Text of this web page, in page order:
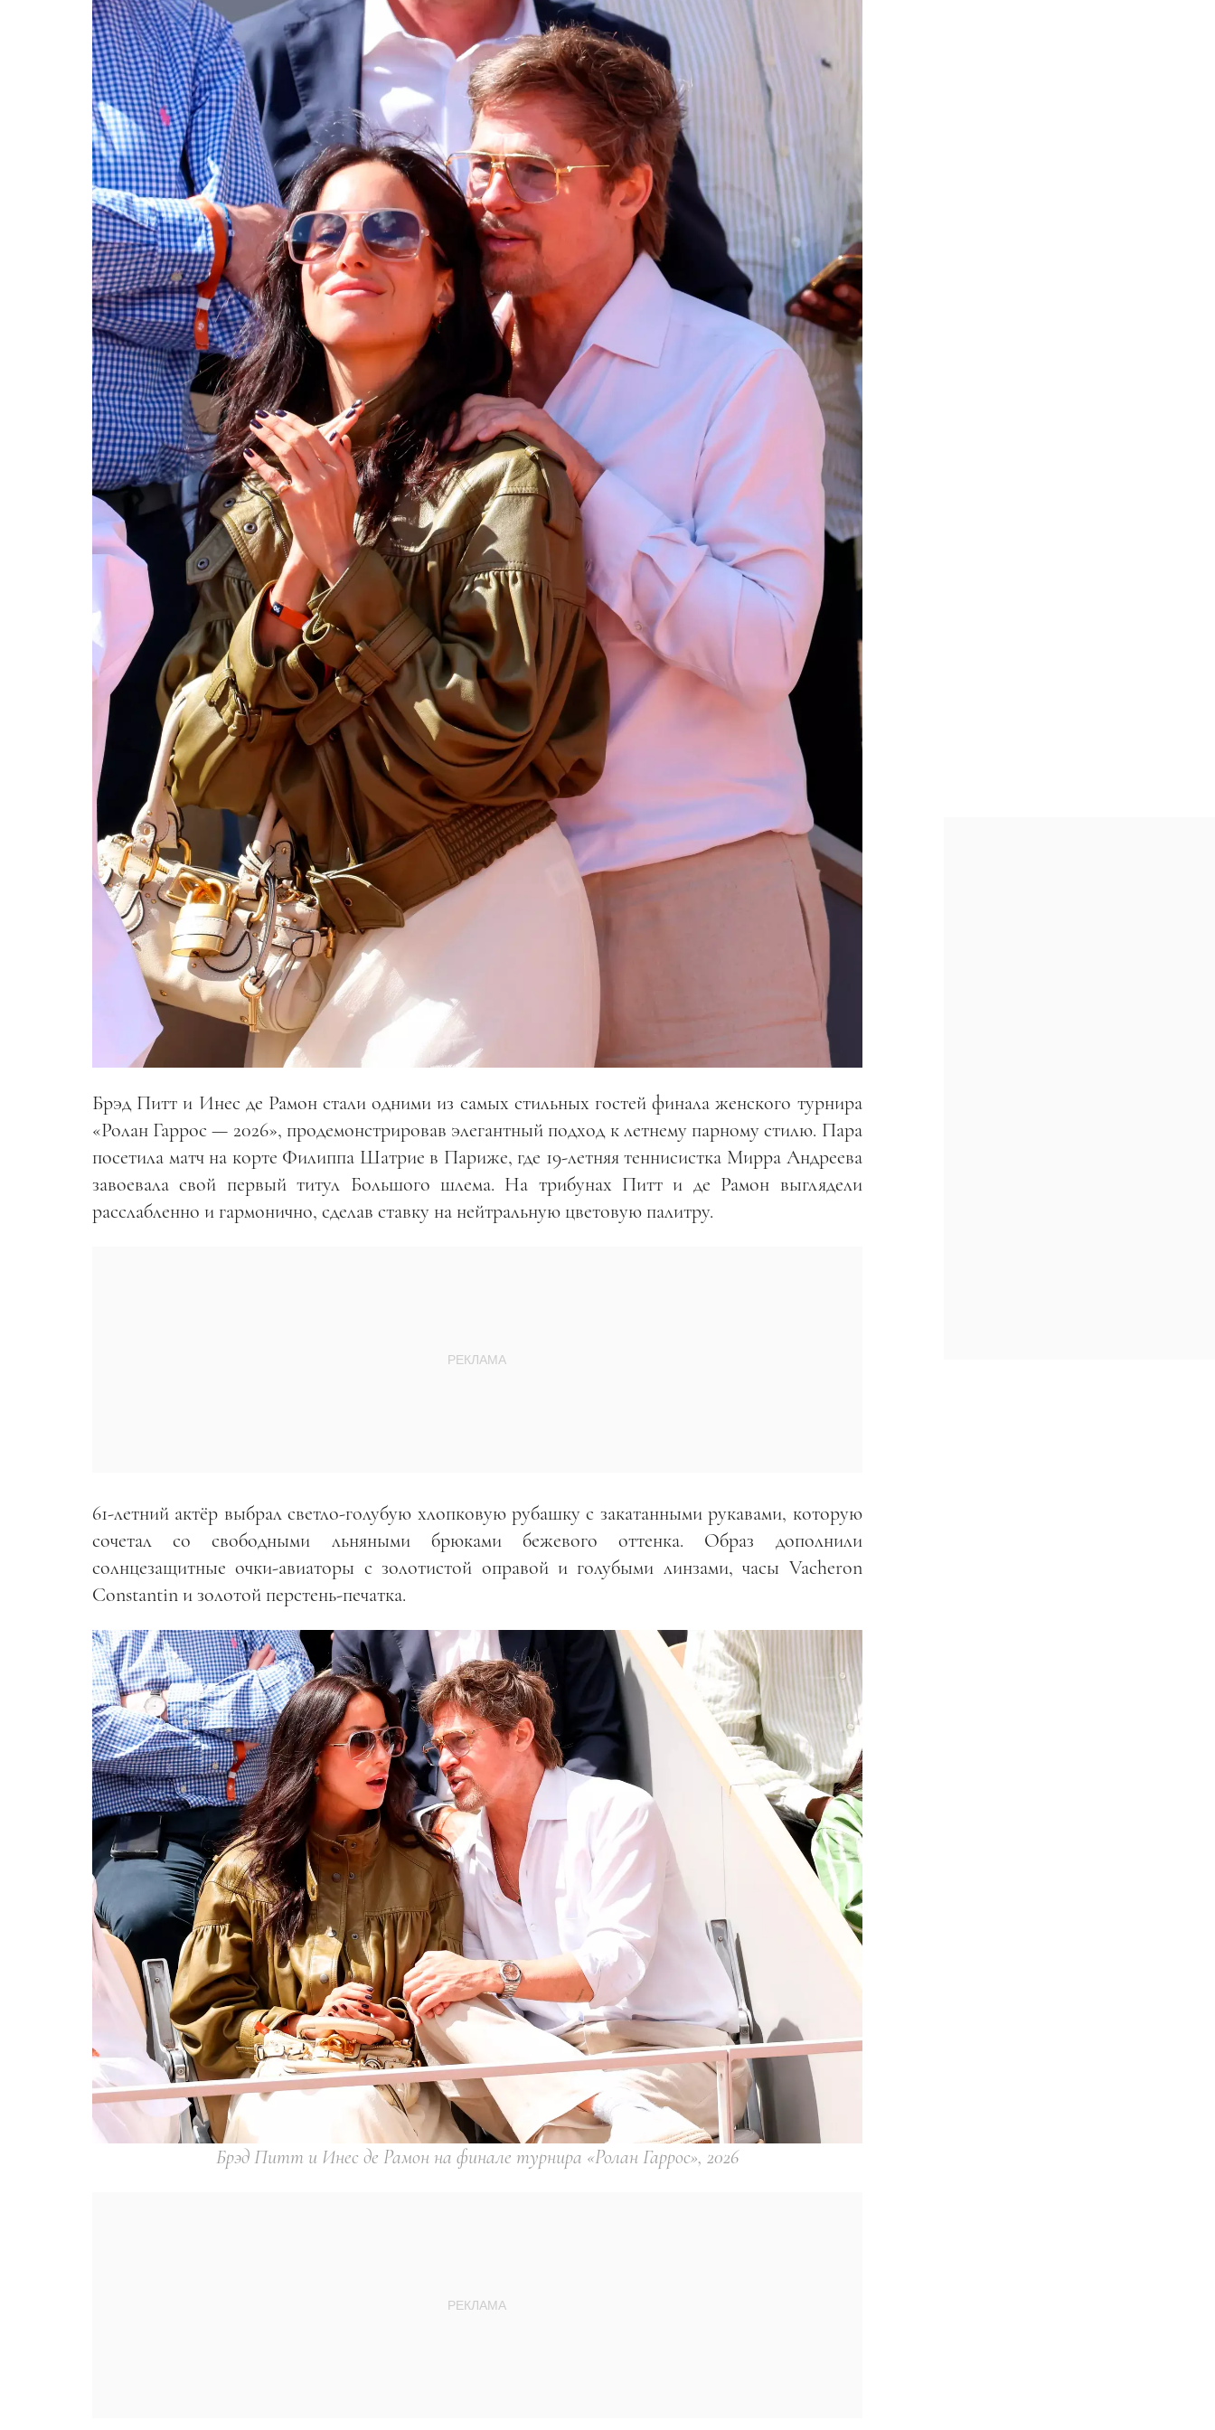
Брэд Питт и Инес де Рамон стали одними из самых стильных гостей финала женского турнира
«Ролан Гаррос — 2026», продемонстрировав элегантный подход к летнему парному стилю. Пара
посетила матч на корте Филиппа Шатрие в Париже, где 19-летняя теннисистка Мирра Андреева
завоевала свой первый титул Большого шлема. На трибунах Питт и де Рамон выглядели
расслабленно и гармонично, сделав ставку на нейтральную цветовую палитру.
61-летний актёр выбрал светло-голубую хлопковую рубашку с закатанными рукавами, которую
сочетал со свободными льняными брюками бежевого оттенка. Образ дополнили
солнцезащитные очки-авиаторы с золотистой оправой и голубыми линзами, часы Vacheron
Constantin и золотой перстень-печатка.
Брэд Питт и Инес де Рамон на финале турнира «Ролан Гаррос», 2026